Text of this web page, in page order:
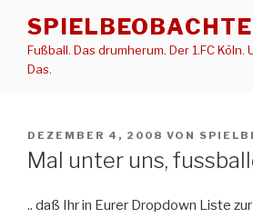
Inhalt
springenFußball. Das drumherum. Der 1.FC Köln.
Das.
VERÖFFENTLICHT
AM
DEZEMBER 4, 2008 VON
Mal unter uns,
.. daß Ihr in Eurer Dropdown Liste